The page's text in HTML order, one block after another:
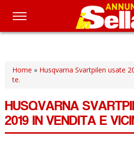
Salta
principale
Home » Husqvarna Svartpilen usate
te.
HUSQVARNA
2019 IN VENDITA E